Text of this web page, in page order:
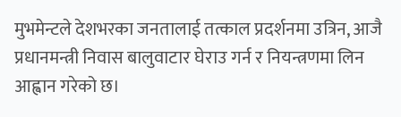
मुभमेन्टले देशभरका जनतालाई तत्काल प्रदर्शनमा उत्रिन, आजै
प्रधानमन्त्री निवास बालुवाटार घेराउ गर्न र नियन्त्रणमा लिन
आह्वान गरेको छ।